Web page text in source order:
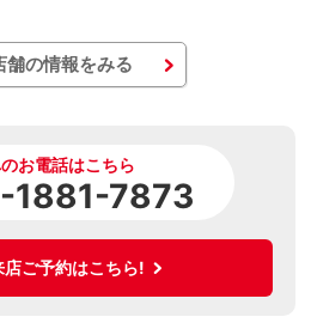
舗の情報をみる
お電話はこちら
1881-7873
店ご予約はこちら!